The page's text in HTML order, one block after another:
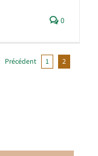
0
Précédent 1 2